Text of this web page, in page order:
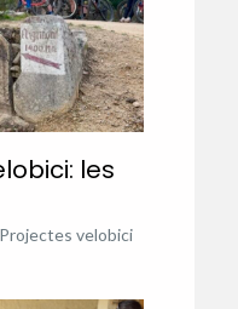
les
Projectes velobici